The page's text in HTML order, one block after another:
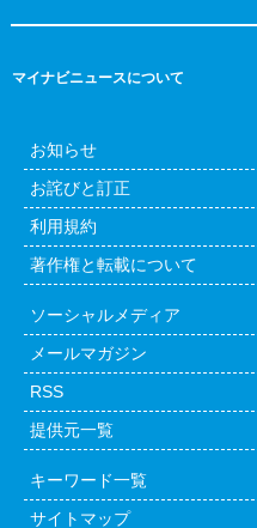
マイナビニュースについて
お知らせ
お詫びと訂正
利用規約
著作権と転載について
ソーシャルメディア
メールマガジン
RSS
提供元一覧
キーワード一覧
サイトマップ